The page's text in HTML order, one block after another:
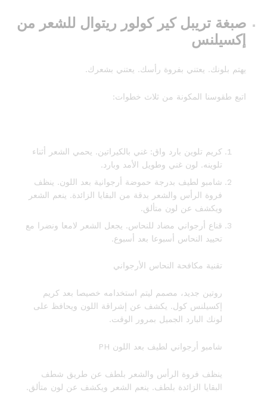
صبغة تريبل كير كولور ريتوال للشعر من
إكسيلنس
يهتم بلونك. يعتني بفروة رأسك. يعتني بشعرك.
اتبع طقوسنا المكونة من ثلاث خطوات:
كريم تلوين بارد واق: غني بالكيراتين. يحمي الشعر أثناء
تلوينه. لون غني وطويل الأمد وبارد.
شامبو لطيف بدرجة حموضة أرجوانية بعد اللون. ينظف
فروة الرأس والشعر بدقة من البقايا الزائدة. ينعم الشعر
ويكشف عن لون متألق.
قناع أرجواني مضاد للنحاس. يجعل الشعر لامعا ونضرا مع
تحييد النحاس أسبوعا بعد أسبوع.
تقنية مكافحة النحاس الأرجواني
روتين جديد، مصمم ليتم استخدامه خصيصا بعد كريم
إكسيلنس كول. يكشف عن إشراقة اللون ويحافظ على
لونك البارد الجميل بمرور الوقت.
شامبو أرجواني لطيف بعد اللون PH
ينظف فروة الرأس والشعر بلطف عن طريق شطف
البقايا الزائدة بلطف. ينعم الشعر ويكشف عن لون متألق.